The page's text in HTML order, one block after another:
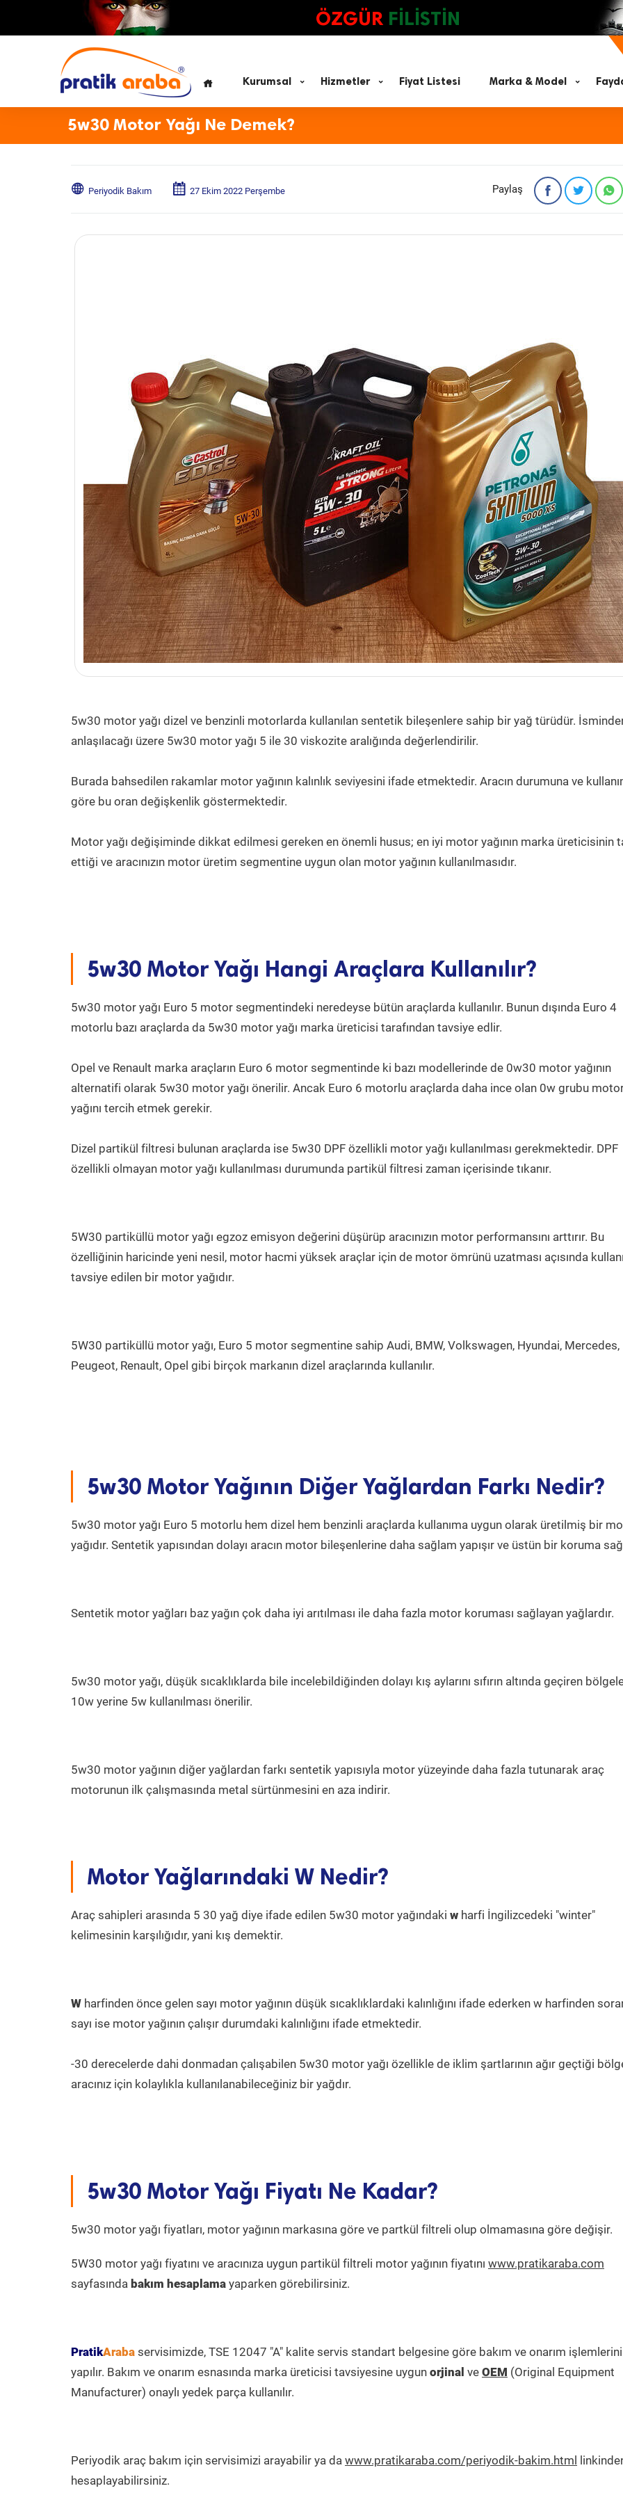
ÖZGÜR FİLİSTİN
Kurumsal Hizmetler Fiyat Listesi Marka & Model
5w30 Motor Yağı Ne Demek?
Paylaş
Periyodik Bakım 27 Ekim 2022 Perşembe
5w30 motor yağı dizel ve benzinli motorlarda kullanılan sentetik bileşenlere sahip bir yağ türüdür.
anlaşılacağı üzere 5w30 motor yağı 5 ile 30 viskozite aralığında değerlendirilir.
Burada bahsedilen rakamlar motor yağının kalınlık seviyesini ifade etmektedir. Aracın durumuna ve
göre bu oran değişkenlik göstermektedir.
Motor yağı değişiminde dikkat edilmesi gereken en önemli husus; en iyi motor yağının marka üreticisinin
ettiği ve aracınızın motor üretim segmentine uygun olan motor yağının kullanılmasıdır.
5w30 Motor Yağı Hangi Araçlara Kullanılır?
5w30 motor yağı Euro 5 motor segmentindeki neredeyse bütün araçlarda kullanılır. Bunun dışında Euro 4
motorlu bazı araçlarda da 5w30 motor yağı marka üreticisi tarafından tavsiye edlir.
Opel ve Renault marka araçların Euro 6 motor segmentinde ki bazı modellerinde de 0w30 motor yağının
alternatifi olarak 5w30 motor yağı önerilir. Ancak Euro 6 motorlu araçlarda daha ince olan 0w grubu
yağını tercih etmek gerekir.
Dizel partikül filtresi bulunan araçlarda ise 5w30 DPF özellikli motor yağı kullanılması gerekmektedir. DPF
özellikli olmayan motor yağı kullanılması durumunda partikül filtresi zaman içerisinde tıkanır.
5W30 partiküllü motor yağı egzoz emisyon değerini düşürüp aracınızın motor performansını arttırır. Bu
özelliğinin haricinde yeni nesil, motor hacmi yüksek araçlar için de motor ömrünü uzatması açısında
tavsiye edilen bir motor yağıdır.
5W30 partiküllü motor yağı, Euro 5 motor segmentine sahip Audi, BMW, Volkswagen, Hyundai, Mercedes,
Peugeot, Renault, Opel gibi birçok markanın dizel araçlarında kullanılır.
5w30 Motor Yağının Diğer Yağlardan Farkı Nedir?
5w30 motor yağı Euro 5 motorlu hem dizel hem benzinli araçlarda kullanıma uygun olarak üretilmiş bir
yağıdır. Sentetik yapısından dolayı aracın motor bileşenlerine daha sağlam yapışır ve üstün bir koruma
Sentetik motor yağları baz yağın çok daha iyi arıtılması ile daha fazla motor koruması sağlayan yağlardır.
5w30 motor yağı, düşük sıcaklıklarda bile incelebildiğinden dolayı kış aylarını sıfırın altında geçiren
10w yerine 5w kullanılması önerilir.
5w30 motor yağının diğer yağlardan farkı sentetik yapısıyla motor yüzeyinde daha fazla tutunarak araç
motorunun ilk çalışmasında metal sürtünmesini en aza indirir.
Motor Yağlarındaki W Nedir?
Araç sahipleri arasında 5 30 yağ diye ifade edilen 5w30 motor yağındaki w harfi İngilizcedeki "winter"
kelimesinin karşılığıdır, yani kış demektir.
W harfinden önce gelen sayı motor yağının düşük sıcaklıklardaki kalınlığını ifade ederken w harfinden
sayı ise motor yağının çalışır durumdaki kalınlığını ifade etmektedir.
-30 derecelerde dahi donmadan çalışabilen 5w30 motor yağı özellikle de iklim şartlarının ağır geçtiği
aracınız için kolaylıkla kullanılanabileceğiniz bir yağdır.
5w30 Motor Yağı Fiyatı Ne Kadar?
5w30 motor yağı fiyatları, motor yağının markasına göre ve partkül filtreli olup olmamasına göre değişir.
5W30 motor yağı fiyatını ve aracınıza uygun partikül filtreli motor yağının fiyatını www.pratikaraba.com
sayfasında bakım hesaplama yaparken görebilirsiniz.
PratikAraba servisimizde, TSE 12047 "A" kalite servis standart belgesine göre bakım ve onarım işlemlerini
yapılır. Bakım ve onarım esnasında marka üreticisi tavsiyesine uygun orjinal ve OEM (Original Equipment
Manufacturer) onaylı yedek parça kullanılır.
Periyodik araç bakım için servisimizi arayabilir ya da www.pratikaraba.com/periyodik-bakim.html
hesaplayabilirsiniz.